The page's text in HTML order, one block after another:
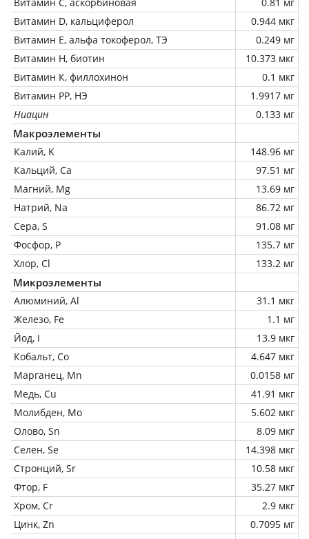
Витамин D, кальциферол
0.944 мкг
Витамин Е, альфа токоферол, ТЭ
0.249 мг
Витамин Н, биотин
10.373 мкг
Витамин К, филлохинон
0.1 мкг
Витамин РР, НЭ
1.9917 мг
Ниацин
0.133 мг
Макроэлементы
Калий, K
148.96 мг
Кальций, Ca
97.51 мг
Магний, Mg
13.69 мг
Натрий, Na
86.72 мг
Сера, S
91.08 мг
Фосфор, P
135.7 мг
Хлор, Cl
133.2 мг
Микроэлементы
Алюминий, Al
31.1 мкг
Железо, Fe
1.1 мг
Йод, I
13.9 мкг
Кобальт, Co
4.647 мкг
Марганец, Mn
0.0158 мг
Медь, Cu
41.91 мкг
Молибден, Mo
5.602 мкг
Олово, Sn
8.09 мкг
Селен, Se
14.398 мкг
Стронций, Sr
10.58 мкг
Фтор, F
35.27 мкг
Хром, Cr
2.9 мкг
Цинк, Zn
0.7095 мг